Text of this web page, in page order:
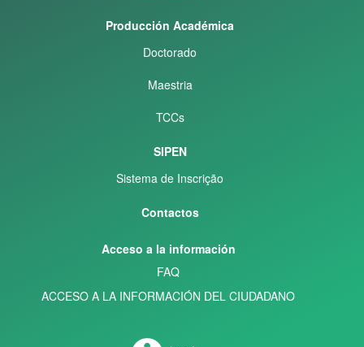
Producción Académica
Doctorado
Maestria
TCCs
SIPEN
Sistema de Inscrição
Contactos
Acceso a la información
FAQ
ACCESO A LA INFORMACIÓN DEL CIUDADANO